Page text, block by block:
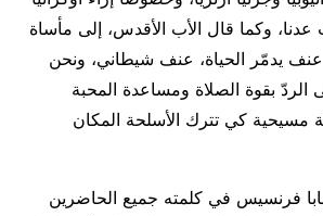
عدنا، وكما قال الأب الأقدس، إلى مأساة
عنف يدمّر الحياة، عنف شيطاني، ونحن
بقوة الصلاة ومساعدة المحبة
مسيحية كي تترك الأسلحة المكان
فرنسيس في كلمته جميع الحاضرين